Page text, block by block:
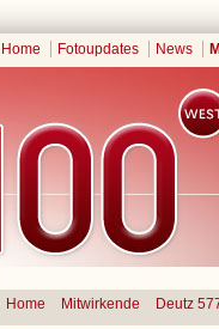
Home Fotoupdates News
Home Mitwirkende Deutz